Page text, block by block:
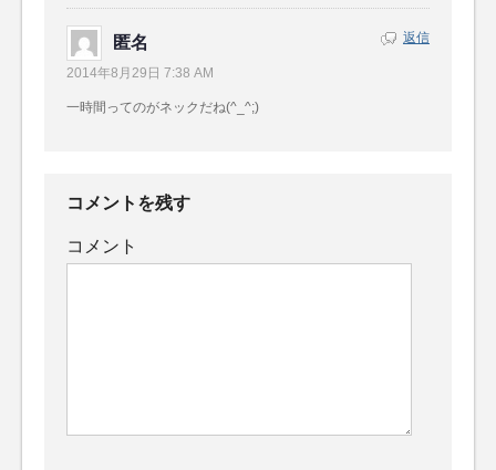
匿名
2014年8月29日 7:38 AM
一時間ってのがネックだね(^_^;)
返信
コメントを残す
コメント